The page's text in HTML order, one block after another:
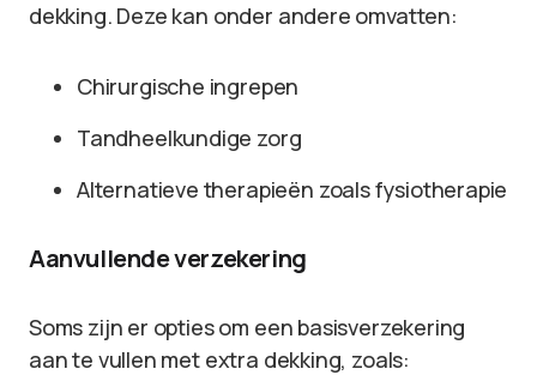
dekking. Deze kan onder andere omvatten:
Chirurgische ingrepen
Tandheelkundige zorg
Alternatieve therapieën zoals fysiotherapie
Aanvullende verzekering
Soms zijn er opties om een basisverzekering
aan te vullen met extra dekking, zoals: